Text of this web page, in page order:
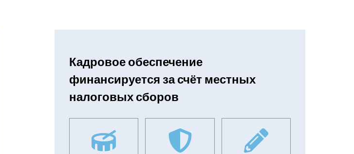
Кадровое обеспечение
финансируется за счёт местных
налоговых сборов